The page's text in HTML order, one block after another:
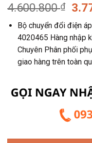
4.600.800₫
Giá
gốc
là:
Bộ chuyển đổi điện
4020465 Hàng nhập
Chuyên Phân phối
giao hàng trên toàn